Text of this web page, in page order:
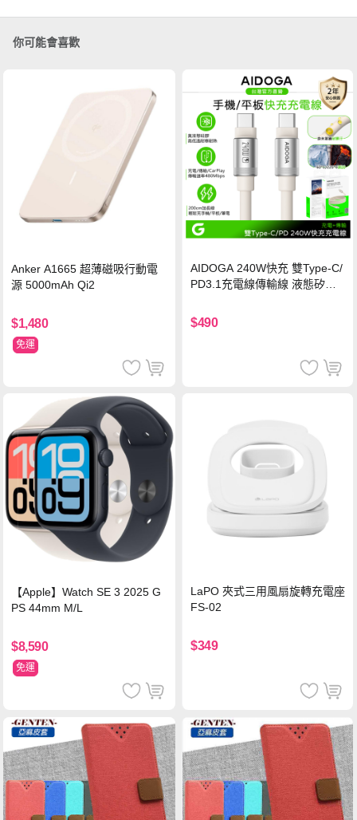
你可能會喜歡
Anker A1665 超薄磁吸行動電
源 5000mAh Qi2
$1,480
免運
AIDOGA 240W快充 雙Type-C/
PD3.1充電線傳輸線 液態矽膠
機/平板/筆電
$490
【Apple】Watch SE 3 2025 G
PS 44mm M/L
$8,590
免運
LaPO 夾式三用風扇旋轉充電座
FS-02
$349